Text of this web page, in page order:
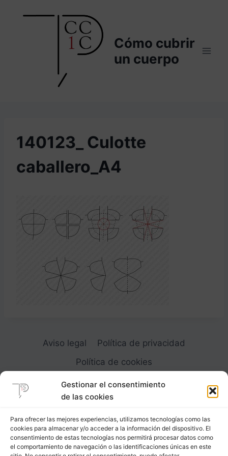
Gestionar el consentimiento
de las cookies
Para ofrecer las mejores experiencias, utilizamos tecnologías como las
cookies para almacenar y/o acceder a la información del dispositivo. El
consentimiento de estas tecnologías nos permitirá procesar datos como
el comportamiento de navegación o las identificaciones únicas en este
Cómo cubrir
un cuerpo
140123_ Culotte
caballero_A4
Aviso legal
Política de privacidad
Política de cookies
Carrer Provença, 183
08036 - Barcelona (Espana)